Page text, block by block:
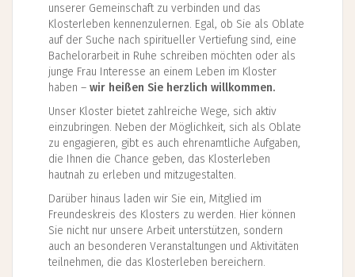
unserer Gemeinschaft zu verbinden und das
Klosterleben kennenzulernen. Egal, ob Sie als Oblate
auf der Suche nach spiritueller Vertiefung sind, eine
Bachelorarbeit in Ruhe schreiben möchten oder als
junge Frau Interesse an einem Leben im Kloster
haben – wir heißen Sie herzlich willkommen.
Unser Kloster bietet zahlreiche Wege, sich aktiv
einzubringen. Neben der Möglichkeit, sich als Oblate
zu engagieren, gibt es auch ehrenamtliche Aufgaben,
die Ihnen die Chance geben, das Klosterleben
hautnah zu erleben und mitzugestalten.
Darüber hinaus laden wir Sie ein, Mitglied im
Freundeskreis des Klosters zu werden. Hier können
Sie nicht nur unsere Arbeit unterstützen, sondern
auch an besonderen Veranstaltungen und Aktivitäten
teilnehmen, die das Klosterleben bereichern.